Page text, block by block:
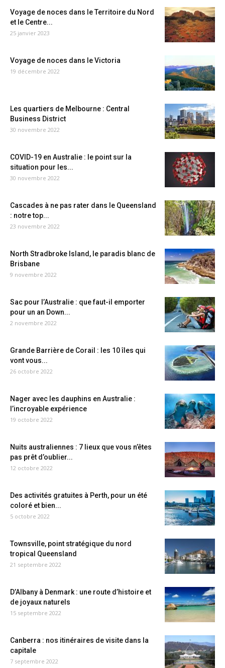
Voyage de noces dans le Territoire du Nord
et le Centre...
25 janvier 2023
Voyage de noces dans le Victoria
19 décembre 2022
Les quartiers de Melbourne : Central
Business District
30 novembre 2022
COVID-19 en Australie : le point sur la
situation pour les...
30 novembre 2022
Cascades à ne pas rater dans le Queensland
: notre top...
23 novembre 2022
North Stradbroke Island, le paradis blanc de
Brisbane
9 novembre 2022
Sac pour l’Australie : que faut-il emporter
pour un an Down...
2 novembre 2022
Grande Barrière de Corail : les 10 îles qui
vont vous...
26 octobre 2022
Nager avec les dauphins en Australie :
l’incroyable expérience
19 octobre 2022
Nuits australiennes : 7 lieux que vous n’êtes
pas prêt d’oublier...
12 octobre 2022
Des activités gratuites à Perth, pour un été
coloré et bien...
5 octobre 2022
Townsville, point stratégique du nord
tropical Queensland
21 septembre 2022
D’Albany à Denmark : une route d’histoire et
de joyaux naturels
15 septembre 2022
Canberra : nos itinéraires de visite dans la
capitale
7 septembre 2022